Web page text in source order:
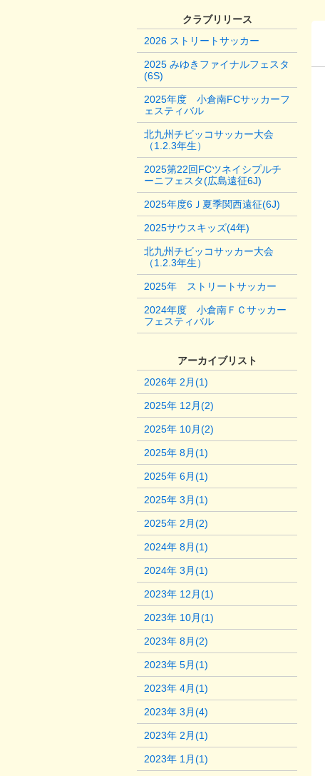
クラブリリース
2026 ストリートサッカー
2025 みゆきファイナルフェスタ
(6S)
2025年度 小倉南FCサッカーフ
ェスティバル
北九州チビッコサッカー大会
（1.2.3年生）
2025第22回FCツネイシプルチ
ーニフェスタ(広島遠征6J)
2025年度6Ｊ夏季関西遠征(6J)
2025サウスキッズ(4年)
北九州チビッコサッカー大会
（1.2.3年生）
2025年 ストリートサッカー
2024年度 小倉南ＦＣサッカー
フェスティバル
アーカイブリスト
2026年 2月(1)
2025年 12月(2)
2025年 10月(2)
2025年 8月(1)
2025年 6月(1)
2025年 3月(1)
2025年 2月(2)
2024年 8月(1)
2024年 3月(1)
2023年 12月(1)
2023年 10月(1)
2023年 8月(2)
2023年 5月(1)
2023年 4月(1)
2023年 3月(4)
2023年 2月(1)
2023年 1月(1)